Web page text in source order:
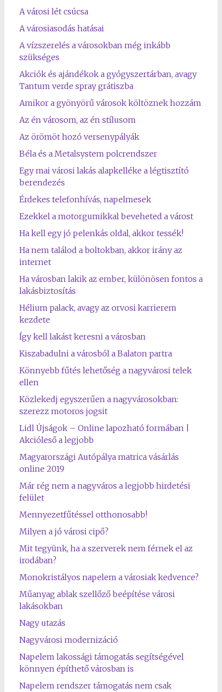
A városi lét csúcsa
A városiasodás hatásai
A vízszerelés a városokban még inkább
szükséges
Akciók és ajándékok a gyógyszertárban, avagy
Tantum verde spray grátiszba
Amikor a gyönyörű városok költöznek hozzám
Az én városom, az én stílusom
Az örömöt hozó versenypályák
Béla és a Metalsystem polcrendszer
Egy mai városi lakás alapkelléke a légtisztító
berendezés
Érdekes telefonhívás, napelmesek
Ezekkel a motorgumikkal beveheted a várost
Ha kell egy jó pelenkás oldal, akkor tessék!
Ha nem találod a boltokban, akkor irány az
internet
Ha városban lakik az ember, különösen fontos a
lakásbiztosítás
Hélium palack, avagy az orvosi karrierem
kezdete
Így kell lakást keresni a városban
Kiszabadulni a városból a Balaton partra
Könnyebb fűtés lehetőség a nagyvárosi telek
ellen
Közlekedj egyszerűen a nagyvárosokban:
szerezz motoros jogsit
Lidl Újságok – Online lapozható formában |
Akcióleső a legjobb
Magyarországi Autópálya matrica vásárlás
online 2019
Már rég nem a nagyváros a legjobb hirdetési
felület
Mennyezetfűtéssel otthonosabb!
Milyen a jó városi cipő?
Mit tegyünk, ha a szerverek nem férnek el az
irodában?
Monokristályos napelem a városiak kedvence?
Műanyag ablak szellőző beépítése városi
lakásokban
Nagy utazás
Nagyvárosi modernizáció
Napelem lakossági támogatás segítségével
könnyen építhető városban is
Napelem rendszer támogatás nem csak